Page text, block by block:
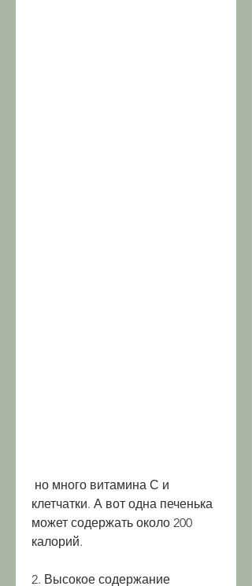
клетчатки. А вот одна печенька
может содержать около 200
калорий.
2. Высокое содержание